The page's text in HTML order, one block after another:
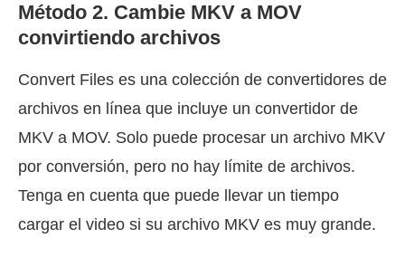
Método 2. Cambie MKV a MOV
convirtiendo archivos
Convert Files es una colección de convertidores de
archivos en línea que incluye un convertidor de
MKV a MOV. Solo puede procesar un archivo MKV
por conversión, pero no hay límite de archivos.
Tenga en cuenta que puede llevar un tiempo
cargar el video si su archivo MKV es muy grande.